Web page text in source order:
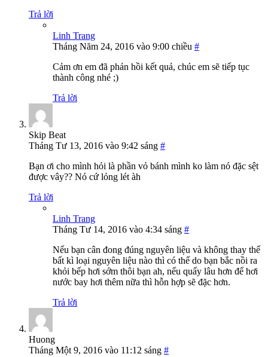
Trả lời
Linh Trang
Tháng Năm 24, 2016 vào 9:00 chiều #
Cảm ơn em đã phản hồi kết quả, chúc em sẽ tiếp tục
thành công nhé ;)
Trả lời
Skip Beat
Tháng Tư 13, 2016 vào 9:42 sáng #
Bạn ơi cho mình hỏi là phần vỏ bánh mình ko làm nó đặc sệt
được vây?? Nó cứ lỏng lét àh
Trả lời
Linh Trang
Tháng Tư 14, 2016 vào 4:34 sáng #
Nếu bạn cân đong đúng nguyên liệu và không thay thế
bất kì loại nguyên liệu nào thì có thể do bạn bắc nồi ra
khỏi bếp hơi sớm thôi bạn ah, nếu quấy lâu hơn để hơi
nước bay hơi thêm nữa thì hỗn hợp sẽ đặc hơn.
Trả lời
Huong
Tháng Một 9, 2016 vào 11:12 sáng #